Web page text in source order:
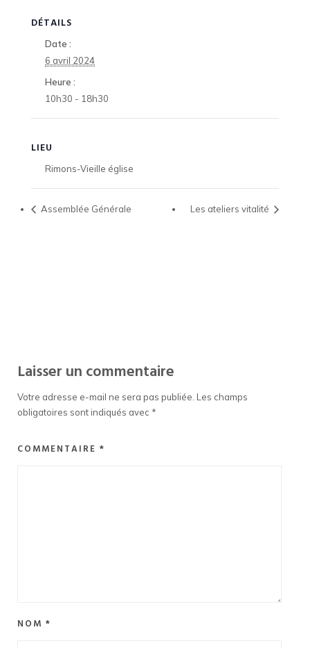
DÉTAILS
Date :
6 avril 2024
Heure :
10h30 - 18h30
LIEU
Rimons-Vieille église
Assemblée Générale Les ateliers vitalité
Laisser un commentaire
Votre adresse e-mail ne sera pas publiée. Les champs
obligatoires sont indiqués avec *
COMMENTAIRE *
NOM *